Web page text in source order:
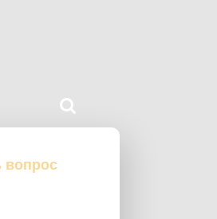
сайте
вопрос